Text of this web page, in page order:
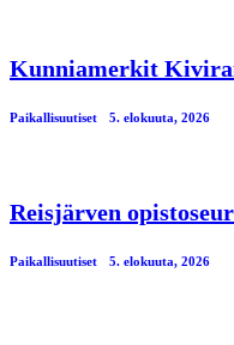
Kunniamerkit
Paikallisuutiset 5. elokuuta, 2026
Reisjärven
Paikallisuutiset 5. elokuuta, 2026